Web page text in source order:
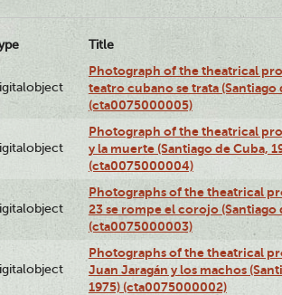
Title
Photograph of the theatrical
teatro cubano se trata (Santiago
(cta0075000005)
Photograph of the theatrical
y la muerte (Santiago de Cuba,
(cta0075000004)
Photographs of the theatrical
23 se rompe el corojo (Santiago
(cta0075000003)
Photographs of the theatrical
Juan Jaragán y los machos
1975) (cta0075000002)